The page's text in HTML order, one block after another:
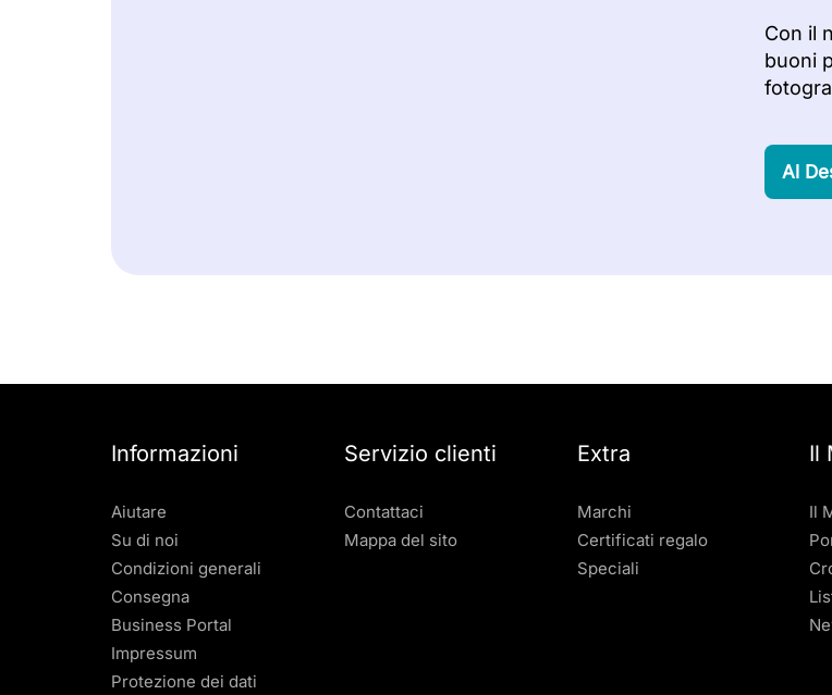
Con il
buoni
Al
Informazioni
Aiutare
Su di noi
Condizioni generali
Consegna
Business Portal
Impressum
Protezione dei dati
Servizio clienti
Contattaci
Mappa del sito
Extra
Marchi
Certificati regalo
Speciali
Il
Il